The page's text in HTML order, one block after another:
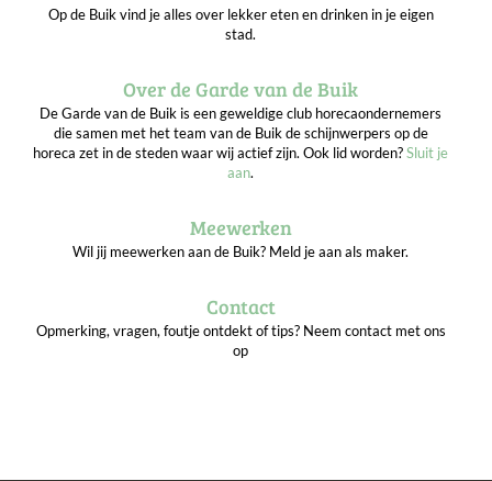
Op de Buik vind je alles over lekker eten en drinken in je eigen
stad.
Over de Garde van de Buik
De Garde van de Buik is een geweldige club horecaondernemers
die samen met het team van de Buik de schijnwerpers op de
horeca zet in de steden waar wij actief zijn. Ook lid worden?Sluit je
aan.
Meewerken
Wil jij meewerken aan de Buik? Meld je aan als maker.
Contact
Opmerking, vragen, foutje ontdekt of tips? Neem contact met ons
op